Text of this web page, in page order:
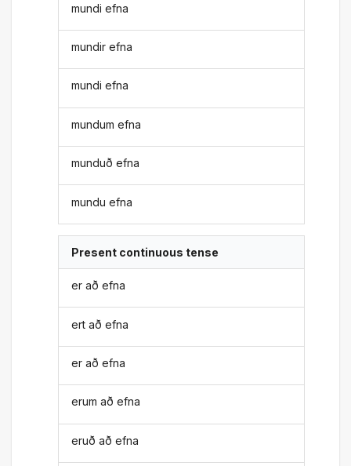
mundi efna
mundir efna
mundi efna
mundum efna
munduð efna
mundu efna
Present continuous tense
er að efna
ert að efna
er að efna
erum að efna
eruð að efna